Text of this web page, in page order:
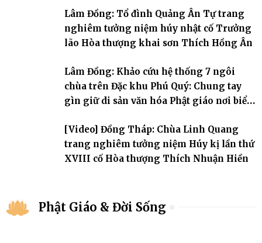
Lâm Đồng: Tổ đình Quảng Ân Tự trang
nghiêm tưởng niệm húy nhật cố Trưởng
lão Hòa thượng khai sơn Thích Hồng Ân
Lâm Đồng: Khảo cứu hệ thống 7 ngôi
chùa trên Đặc khu Phú Quý: Chung tay
gìn giữ di sản văn hóa Phật giáo nơi biển
[Video] Đồng Tháp: Chùa Linh Quang
trang nghiêm tưởng niệm Húy kị lần thứ
XVIII cố Hòa thượng Thích Nhuận Hiền
Phật Giáo & Đời Sống